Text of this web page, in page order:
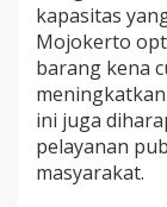
kapasitas
Mojokerto
barang kena
ini juga
pelayanan
masyarakat.